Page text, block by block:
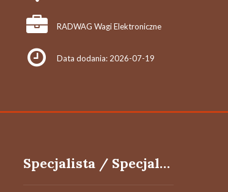
RADWAG Wagi Elektroniczne
Data dodania: 2026-07-19
Specjalista / Specjalistka ds. Księgowości i Rozliczeń